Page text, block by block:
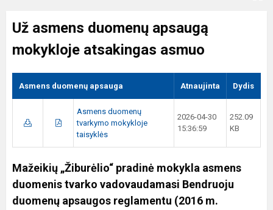
Už asmens duomenų apsaugą
mokykloje atsakingas asmuo
Asmens duomenų apsauga Atnaujinta Dydis
Asmens duomenų
tvarkymo mokykloje
taisyklės
2026-04-30
15:36:59
252.09
KB
Mažeikių „Žiburėlio“ pradinė mokykla asmens
duomenis tvarko vadovaudamasi Bendruoju
duomenų apsaugos reglamentu (2016 m.